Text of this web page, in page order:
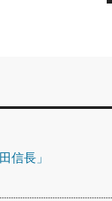
信長」